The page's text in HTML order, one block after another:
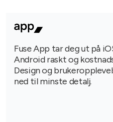
Fuse App tar deg ut på
Android raskt og
Design og
ned til minste detalj.